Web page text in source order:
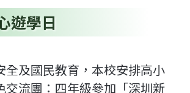
遊學日
全及國民教育，本校安排高小
交流團：四年級參加「深圳新